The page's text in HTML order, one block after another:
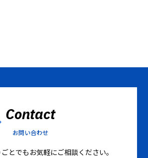
Contact
お問い合わせ
とでもお気軽にご相談ください。